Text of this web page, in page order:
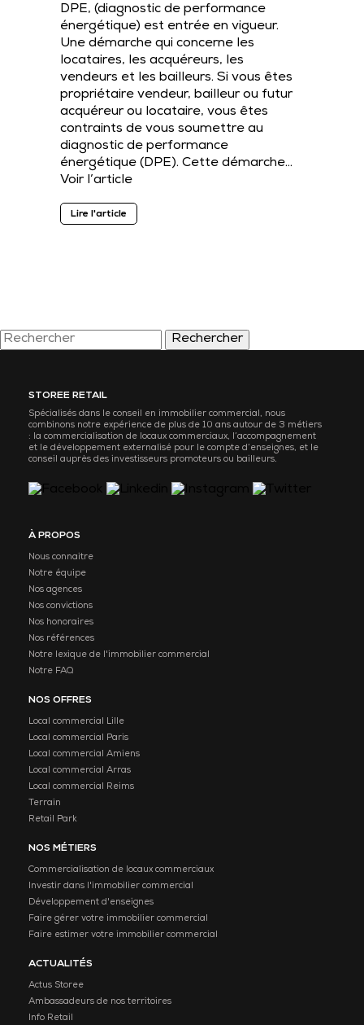
DPE, (diagnostic de performance
énergétique) est entrée en vigueur.
Une démarche qui concerne les
locataires, les acquéreurs, les
vendeurs et les bailleurs. Si vous êtes
propriétaire vendeur, bailleur ou futur
acquéreur ou locataire, vous êtes
contraints de vous soumettre au
diagnostic de performance
énergétique (DPE). Cette démarche…
Voir l’article
Lire l'article
Rechercher
STOREE RETAIL
Spécialisés dans le conseil en immobilier commercial, nous
combinons notre expérience de plus de 10 ans autour de 3 métiers
: la commercialisation de locaux commerciaux, l’accompagnement
et le développement externalisé pour le compte d’enseignes, et le
conseil auprès des investisseurs promoteurs ou bailleurs.
À PROPOS
Nous connaitre
Notre équipe
Nos agences
Nos convictions
Nos honoraires
Nos références
Notre lexique de l'immobilier commercial
Notre FAQ
NOS OFFRES
Local commercial Lille
Local commercial Paris
Local commercial Amiens
Local commercial Arras
Local commercial Reims
Terrain
Retail Park
NOS MÉTIERS
Commercialisation de locaux commerciaux
Investir dans l'immobilier commercial
Développement d'enseignes
Faire gérer votre immobilier commercial
Faire estimer votre immobilier commercial
ACTUALITÉS
Actus Storee
Ambassadeurs de nos territoires
Info Retail